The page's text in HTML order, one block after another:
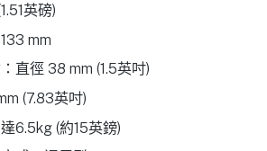
英磅)
mm
直徑 38 mm (1.5英吋)
(7.83英吋)
6.5kg (約15英鎊)